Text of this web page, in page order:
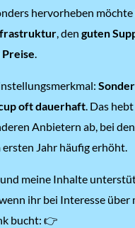
hervorheben möchte
, den guten
.
oft dauerhaft. Das
Anbietern ab, bei
ersten Jahr häufig erhöht.
meine Inhalte
ihr bei Interesse über
bucht: 👉